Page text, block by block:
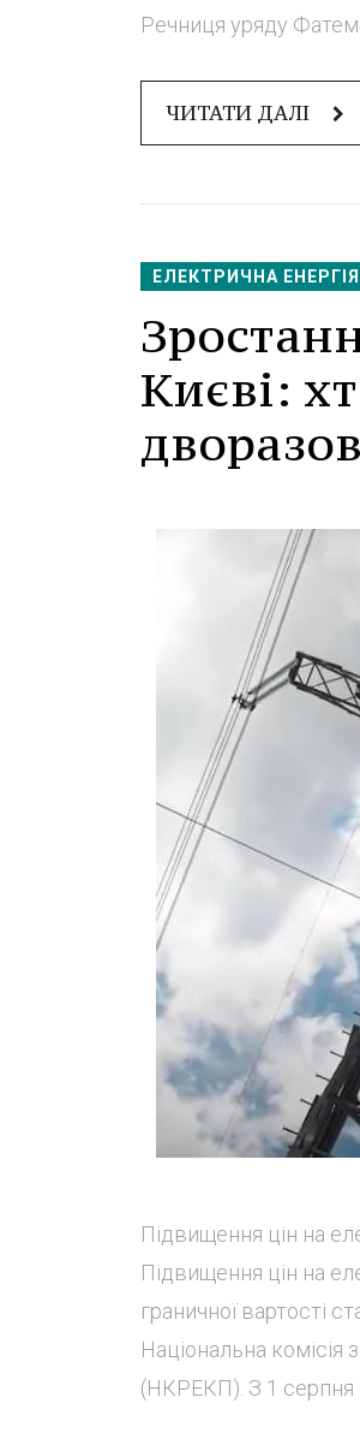
Речниця уряду
ЧИТАТИ ДАЛІ
ЕЛЕКТРИЧНА ЕНЕРГІЯ
Києві:
Підвищення цін на
Підвищення цін на
граничної вартості
Національна
(НКРЕКП). З 1 серпня